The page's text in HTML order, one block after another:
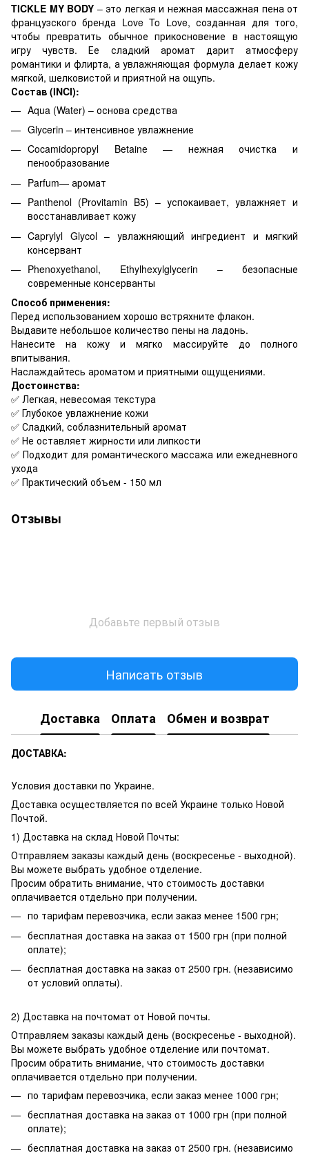
TICKLE MY BODY – это легкая и нежная массажная пена от
французского бренда Love To Love, созданная для того,
чтобы превратить обычное прикосновение в настоящую
игру чувств. Ее сладкий аромат дарит атмосферу
романтики и флирта, а увлажняющая формула делает кожу
мягкой, шелковистой и приятной на ощупь.
Состав (INCI):
Aqua (Water) – основа средства
Glycerin – интенсивное увлажнение
Cocamidopropyl Betaine — нежная очистка и
пенообразование
Parfum— аромат
Panthenol (Provitamin B5) – успокаивает, увлажняет и
восстанавливает кожу
Caprylyl Glycol – увлажняющий ингредиент и мягкий
консервант
Phenoxyethanol, Ethylhexylglycerin – безопасные
современные консерванты
Способ применения:
Перед использованием хорошо встряхните флакон.
Выдавите небольшое количество пены на ладонь.
Нанесите на кожу и мягко массируйте до полного
впитывания.
Наслаждайтесь ароматом и приятными ощущениями.
Достоинства:
✅ Легкая, невесомая текстура
✅ Глубокое увлажнение кожи
✅ Сладкий, соблазнительный аромат
✅ Не оставляет жирности или липкости
✅ Подходит для романтического массажа или ежедневного
ухода
✅ Практический объем - 150 мл
Отзывы
Добавьте первый отзыв
Написать отзыв
Доставка Оплата Обмен и возврат
ДОСТАВКА:
Условия доставки по Украине.
Доставка осуществляется по всей Украине только Новой
Почтой.
1) Доставка на склад Новой Почты:
Отправляем заказы каждый день (воскресенье - выходной).
Вы можете выбрать удобное отделение.
Просим обратить внимание, что стоимость доставки
оплачивается отдельно при получении.
по тарифам перевозчика, если заказ менее 1500 грн;
бесплатная доставка на заказ от 1500 грн (при полной
оплате);
бесплатная доставка на заказ от 2500 грн. (независимо
от условий оплаты).
2) Доставка на почтомат от Новой почты.
Отправляем заказы каждый день (воскресенье - выходной).
Вы можете выбрать удобное отделение или почтомат.
Просим обратить внимание, что стоимость доставки
оплачивается отдельно при получении.
по тарифам перевозчика, если заказ менее 1000 грн;
бесплатная доставка на заказ от 1000 грн (при полной
оплате);
бесплатная доставка на заказ от 2500 грн. (независимо